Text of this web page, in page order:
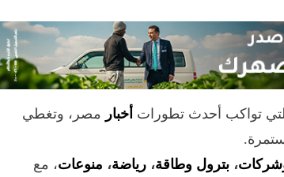
تواكب أحدث تطورات أخبار مصر، وتغطي
، بترول وطاقة، رياضة، منوعات، مع